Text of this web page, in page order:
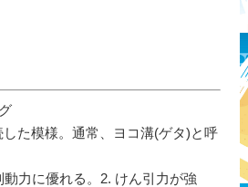
した模様。通常、ヨコ溝(ゲタ)と呼
動力に優れる。2. けん引力が強